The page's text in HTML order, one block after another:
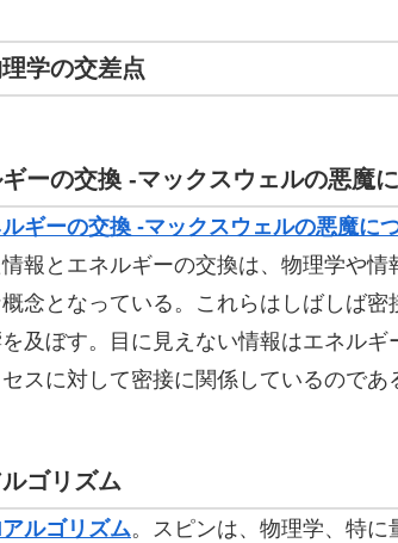
学の交差点
ーの交換 -マックスウェルの悪魔
ギーの交換 -マックスウェルの悪魔に
報とエネルギーの交換は、物理学や
念となっている。これらはしばしば
及ぼす。目に見えない情報はエネルギ
スに対して密接に関係しているのであ
ゴリズム
ルゴリズム。スピンは、物理学、特に